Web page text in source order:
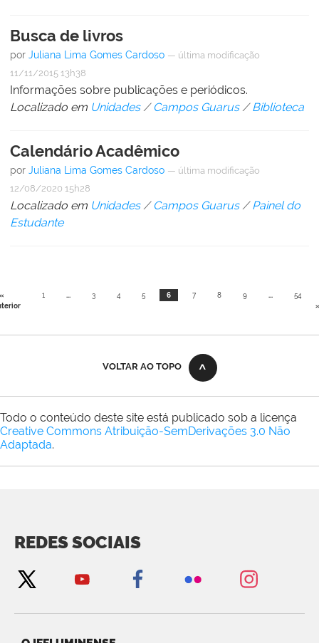
Busca de livros
por Juliana Lima Gomes Cardoso — última modificação
11/11/2015 13h38
Informações sobre publicações e periódicos.
Localizado em Unidades / Campos Guarus /Biblioteca
Calendário Acadêmico
por Juliana Lima Gomes Cardoso — última modificação
12/08/2020 15h28
Localizado em Unidades / Campos Guarus /Painel do
Estudante
1 ... 3 4 5 6 7 8 9 ...
54
»
VOLTAR AO TOPO
Todo o conteúdo deste site está publicado sob a licença
Creative Commons Atribuição-SemDerivações 3.0 Não
Adaptada.
REDES SOCIAIS